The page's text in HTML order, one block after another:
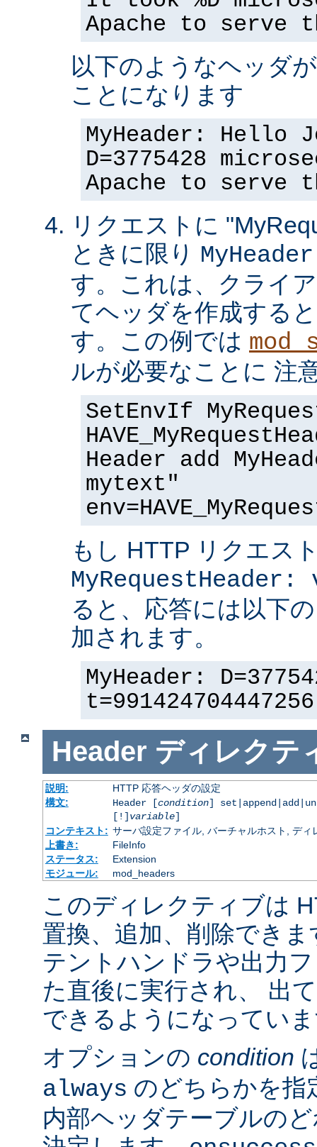
Apache to serve
以下のようなヘッダ
ことになります
MyHeader: Hello
D=3775428
Apache to serve
リクエストに
ときに限り MyHeader
す。これは、クライ
てヘッダを作成する
す。この例では
ルが必要なことに 注
SetEnvIf
Header add
mytext"
もし HTTP リクエス
MyRequestHeader:
ると、応答には以下
加されます。
MyHeader:
Header ディレクテ
説明:
HTTP 応答ヘッダの設定
構文:
Header [condition]
[!] variable]
コンテキスト: サーバ設定ファイル, バーチャルホスト, ディ
上書き:
FileInfo
ステータス:
Extension
モジュール:
mod_headers
このディレクティブは
置換、追加、削除でき
テントハンドラや出力
た直後に実行され、 出
できるようになってい
オプションの condition
always のどちらかを指
内部ヘッダテーブルの